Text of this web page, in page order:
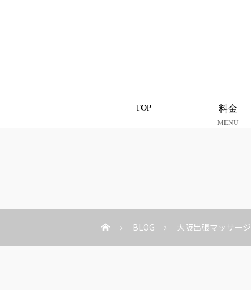
TOP 料金
MENU
BLOG 大阪出張マッサージ